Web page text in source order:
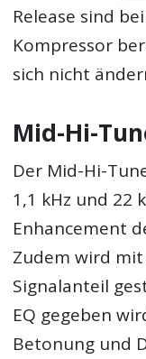
Release sind
Kompressor
sich nicht
Mid-Hi-
Der Mid-Hi-
1,1 kHz und 22
Enhancement
Zudem wird
Signalanteil
EQ gegeben
Betonung und